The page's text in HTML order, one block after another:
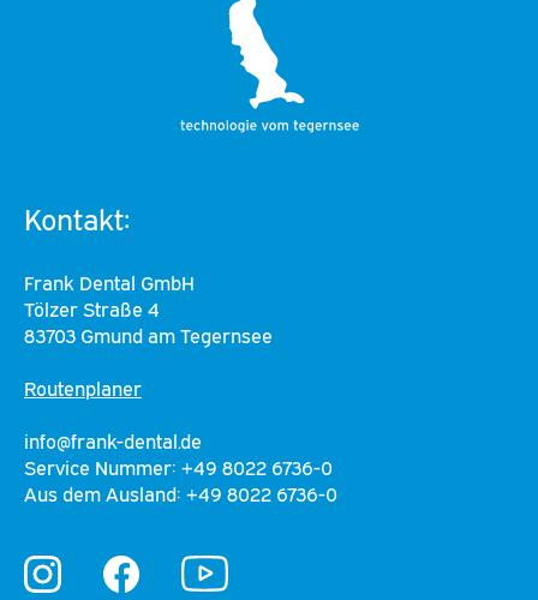
Kontakt:
Frank Dental GmbH
Tölzer Straße 4
83703 Gmund am Tegernsee
Routenplaner
info@frank-dental.de
Service Nummer: +49 8022 6736-0
Aus dem Ausland: +49 8022 6736-0
InstagramFacebook YouTube